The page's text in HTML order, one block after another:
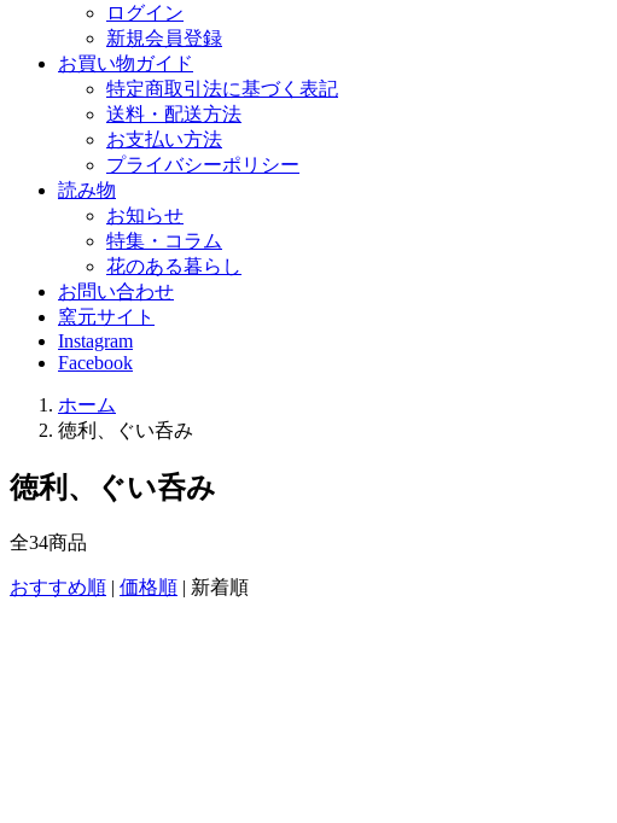
ログイン
新規会員登録
お買い物ガイド
特定商取引法に基づく表記
送料・配送方法
お支払い方法
プライバシーポリシー
読み物
お知らせ
特集・コラム
花のある暮らし
お問い合わせ
窯元サイト
Instagram
Facebook
ホーム
徳利、ぐい呑み
徳利、ぐい呑み
全34商品
おすすめ順 | 価格順 | 新着順